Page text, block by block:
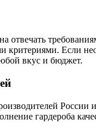
отвечать
критериями. Если
вкус и бюджет.
гардероба